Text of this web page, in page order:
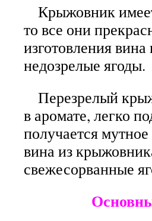
Крыжовник
то все они
изготовления
недозрелые ягоды.
Перезрелый
в аромате, легко
получается
вина из
свежесорванные
Основные